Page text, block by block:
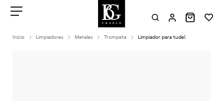
contenu
Inicio Limpiadores Metales Trompeta Limpiador para tudel.